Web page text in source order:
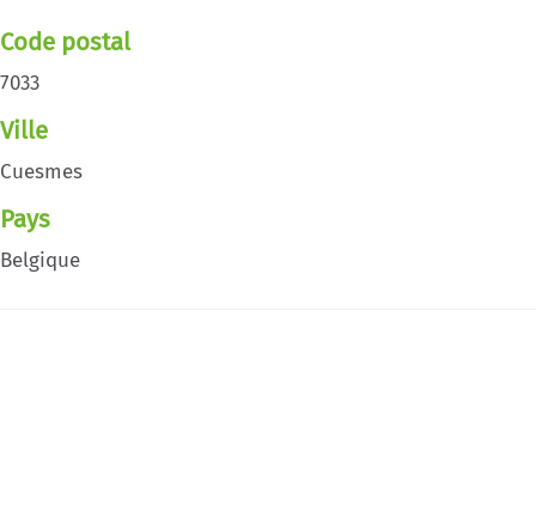
Code postal
7033
Ville
Cuesmes
Pays
Belgique